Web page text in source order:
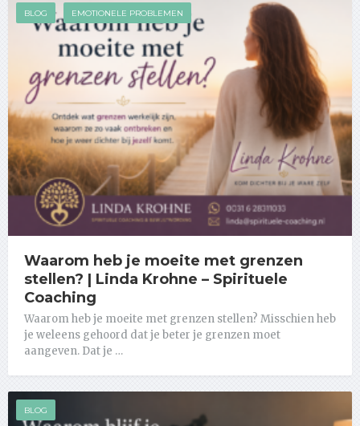
BLOG EMOTIONELE PROBLEMEN
Waarom heb je moeite met grenzen
stellen? | Linda Krohne – Spirituele
Coaching
Waarom heb je moeite met grenzen stellen? Misschien heb
je weleens gehoord dat je beter je grenzen moet
aangeven. Dat je …
BLOG